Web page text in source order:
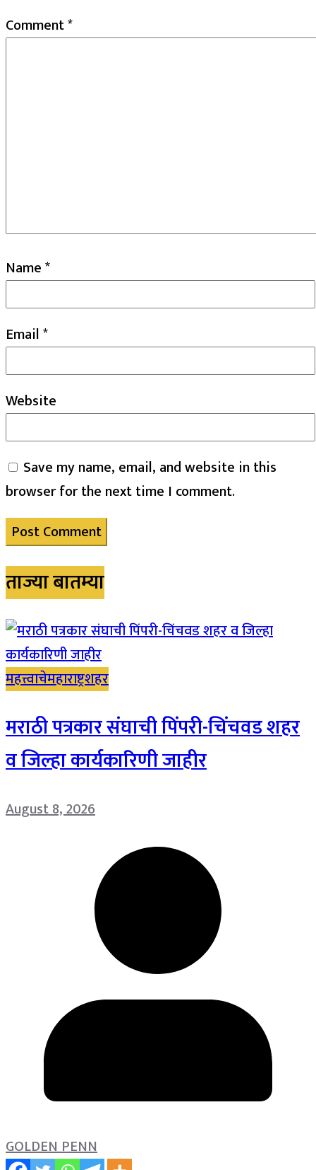
Comment*
Name*
Email*
Website
Save my name, email, and website in this
browser for the next time I comment.
ताज्या बातम्या
महत्त्वाचेमहाराष्ट्रशहर
मराठी पत्रकार संघाची पिंपरी-चिंचवड शहर
व जिल्हा कार्यकारिणी जाहीर
August 8, 2026
GOLDEN PENN